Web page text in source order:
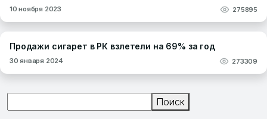
10 ноября 2023 275895
Продажи сигарет в РК взлетели на 69% за год
30 января 2024 273309
Поиск